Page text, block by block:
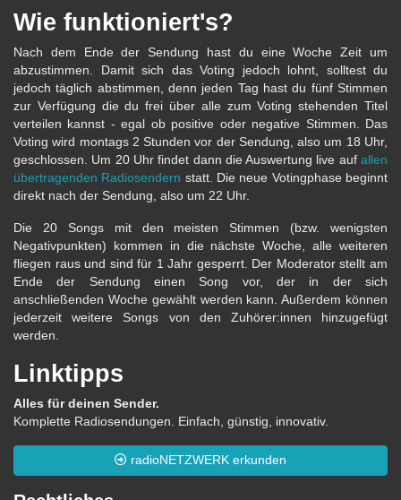
Wie funktioniert's?
Nach dem Ende der Sendung hast du eine Woche Zeit um
abzustimmen. Damit sich das Voting jedoch lohnt, solltest du
jedoch täglich abstimmen, denn jeden Tag hast du fünf Stimmen
zur Verfügung die du frei über alle zum Voting stehenden Titel
verteilen kannst - egal ob positive oder negative Stimmen. Das
Voting wird montags 2 Stunden vor der Sendung, also um 18 Uhr,
geschlossen. Um 20 Uhr findet dann die Auswertung live auf allen
übertragenden Radiosendern statt. Die neue Votingphase beginnt
direkt nach der Sendung, also um 22 Uhr.
Die 20 Songs mit den meisten Stimmen (bzw. wenigsten
Negativpunkten) kommen in die nächste Woche, alle weiteren
fliegen raus und sind für 1 Jahr gesperrt. Der Moderator stellt am
Ende der Sendung einen Song vor, der in der sich
anschließenden Woche gewählt werden kann. Außerdem können
jederzeit weitere Songs von den Zuhörer:innen hinzugefügt
werden.
Linktipps
Alles für deinen Sender.
Komplette Radiosendungen. Einfach, günstig, innovativ.
radioNETZWERK erkunden